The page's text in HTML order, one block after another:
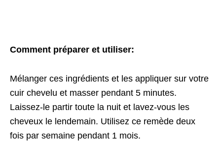
Comment préparer et utiliser:
Mélanger ces ingrédients et les appliquer sur votre
cuir chevelu et masser pendant 5 minutes.
Laissez-le partir toute la nuit et lavez-vous les
cheveux le lendemain. Utilisez ce remède deux
fois par semaine pendant 1 mois.